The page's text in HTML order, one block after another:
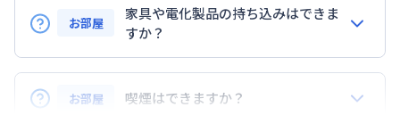
定員
2名
次回更新日
情報更新日より14日以内
お部屋
家具や電化製品の持ち込みはできま
すか？
お持ち込みいただけます。
ただし、標準設備として部屋に備え付けの家具・家電
以外の扱いについては当社では責任を負いかねます。
お部屋 喫煙はできますか？